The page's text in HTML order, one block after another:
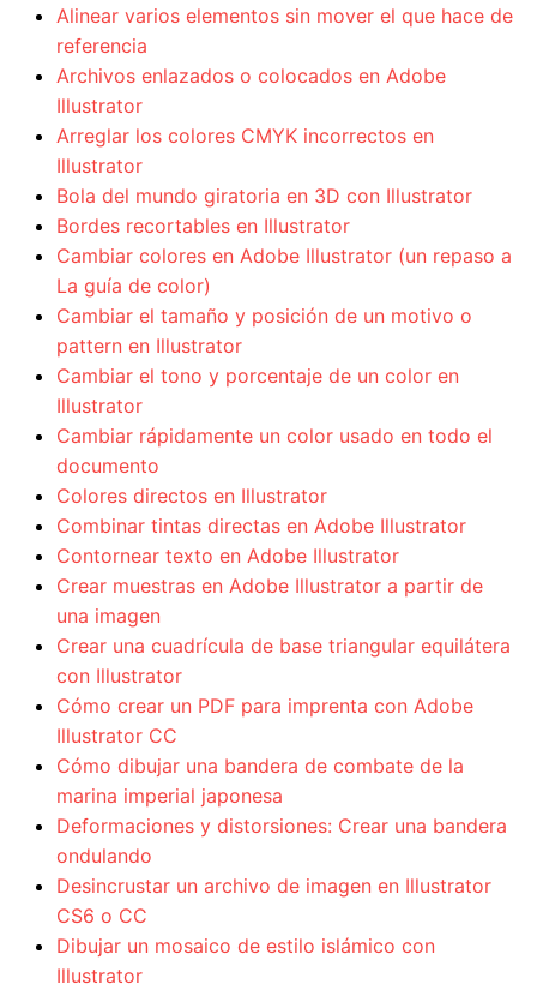
Alinear varios elementos sin mover el que hace de
referencia
Archivos enlazados o colocados en Adobe
Illustrator
Arreglar los colores CMYK incorrectos en
Illustrator
Bola del mundo giratoria en 3D con Illustrator
Bordes recortables en Illustrator
Cambiar colores en Adobe Illustrator (un repaso a
La guía de color)
Cambiar el tamaño y posición de un motivo o
pattern en Illustrator
Cambiar el tono y porcentaje de un color en
Illustrator
Cambiar rápidamente un color usado en todo el
documento
Colores directos en Illustrator
Combinar tintas directas en Adobe Illustrator
Contornear texto en Adobe Illustrator
Crear muestras en Adobe Illustrator a partir de
una imagen
Crear una cuadrícula de base triangular equilátera
con Illustrator
Cómo crear un PDF para imprenta con Adobe
Illustrator CC
Cómo dibujar una bandera de combate de la
marina imperial japonesa
Deformaciones y distorsiones: Crear una bandera
ondulando
Desincrustar un archivo de imagen en Illustrator
CS6 o CC
Dibujar un mosaico de estilo islámico con
Illustrator